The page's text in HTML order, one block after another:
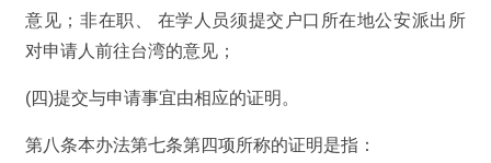
意见；非在职、 在学人员须提交户口所在地公安派出所
对申请人前往台湾的意见；
(四)提交与申请事宜由相应的证明。
第八条本办法第七条第四项所称的证明是指：